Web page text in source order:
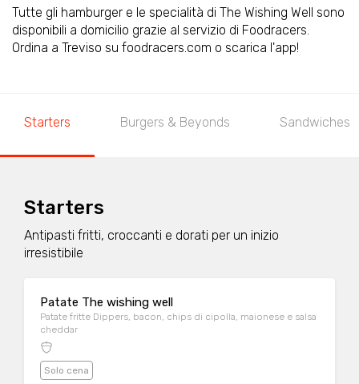
Tutte gli hamburger e le specialità di The Wishing Well sono
disponibili a domicilio grazie al servizio di Foodracers.
Ordina a Treviso su foodracers.com o scarica l'app!
Starters Burgers & Beyonds Sandwiches
Starters
Antipasti fritti, croccanti e dorati per un inizio
irresistibile
Patate The wishing well
Patate fritte Dippers, bacon, chips di cipolla, maionese e salsa
cheddar
Solo cena